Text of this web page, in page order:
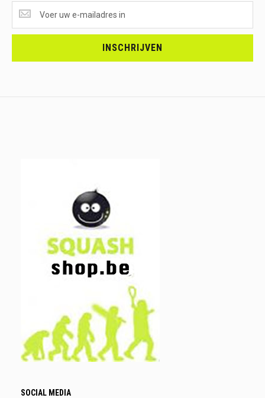
ONTVANGEN?
<br>SCHRIJF
INSCHRIJVEN
SOCIAL MEDIA